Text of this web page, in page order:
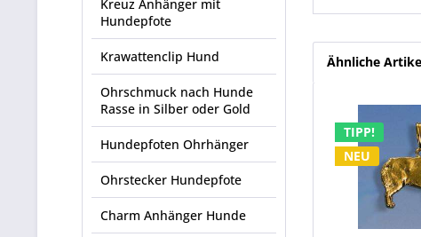
Kreuz Anhänger mit
Hundepfote
Krawattenclip Hund
Ohrschmuck nach Hunde
Rasse in Silber oder Gold
Hundepfoten Ohrhänger
Ohrstecker Hundepfote
Charm Anhänger Hunde
Ähnliche
TIPP!
NEU